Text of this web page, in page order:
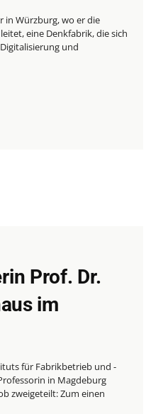
in Würzburg, wo er die
eine Denkfabrik, die sich
und
Prof. Dr.
im
für Fabrikbetrieb und -
in Magdeburg
zweigeteilt: Zum einen